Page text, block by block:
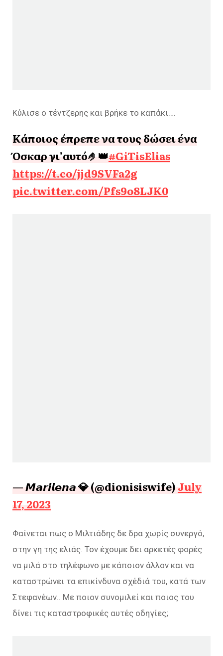
Κύλισε ο τέντζερης και βρήκε το καπάκι….
Κάποιος έπρεπε να τους δώσει ένα
Όσκαρ γι’αυτό🤌👑#GiTisElias
https://t.co/jjd9SVFa2g
pic.twitter.com/Pfs9o8LJK0
— 𝙈𝙖𝙧𝙞𝙡𝙚𝙣𝙖 💎 (@dionisiswife)July
17, 2023
Φαίνεται πως ο Μιλτιάδης δε δρα χωρίς συνεργό,
στην γη της ελιάς. Τον έχουμε δει αρκετές φορές
να μιλά στο τηλέφωνο με κάποιον άλλον και να
καταστρώνει τα επικίνδυνα σχέδιά του, κατά των
Στεφανέων.. Με ποιον συνομιλεί και ποιος του
δίνει τις καταστροφικές αυτές οδηγίες;